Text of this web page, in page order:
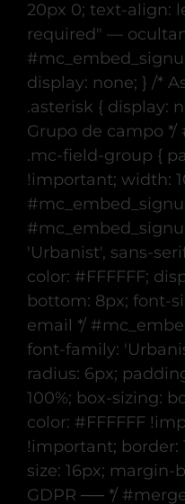
20px 0; text-align:
required" —
display: none; } /*
.asterisk { display:
Grupo de campo
.mc-field-group {
!important; width:
'Urbanist', sans-
color: #FFFFFF;
bottom: 8px; font-
email */
font-family:
radius: 6px;
100%; box-sizing:
color: #FFFFFF
!important; border:
size: 16px;
GDPR ── */